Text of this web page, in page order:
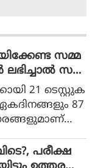
സമ്മ
ലഭിച്ചാൽ സ
ഭുവനേശ്വർ
21 ടെസ്റ്റുക
87
പരീക്ഷ